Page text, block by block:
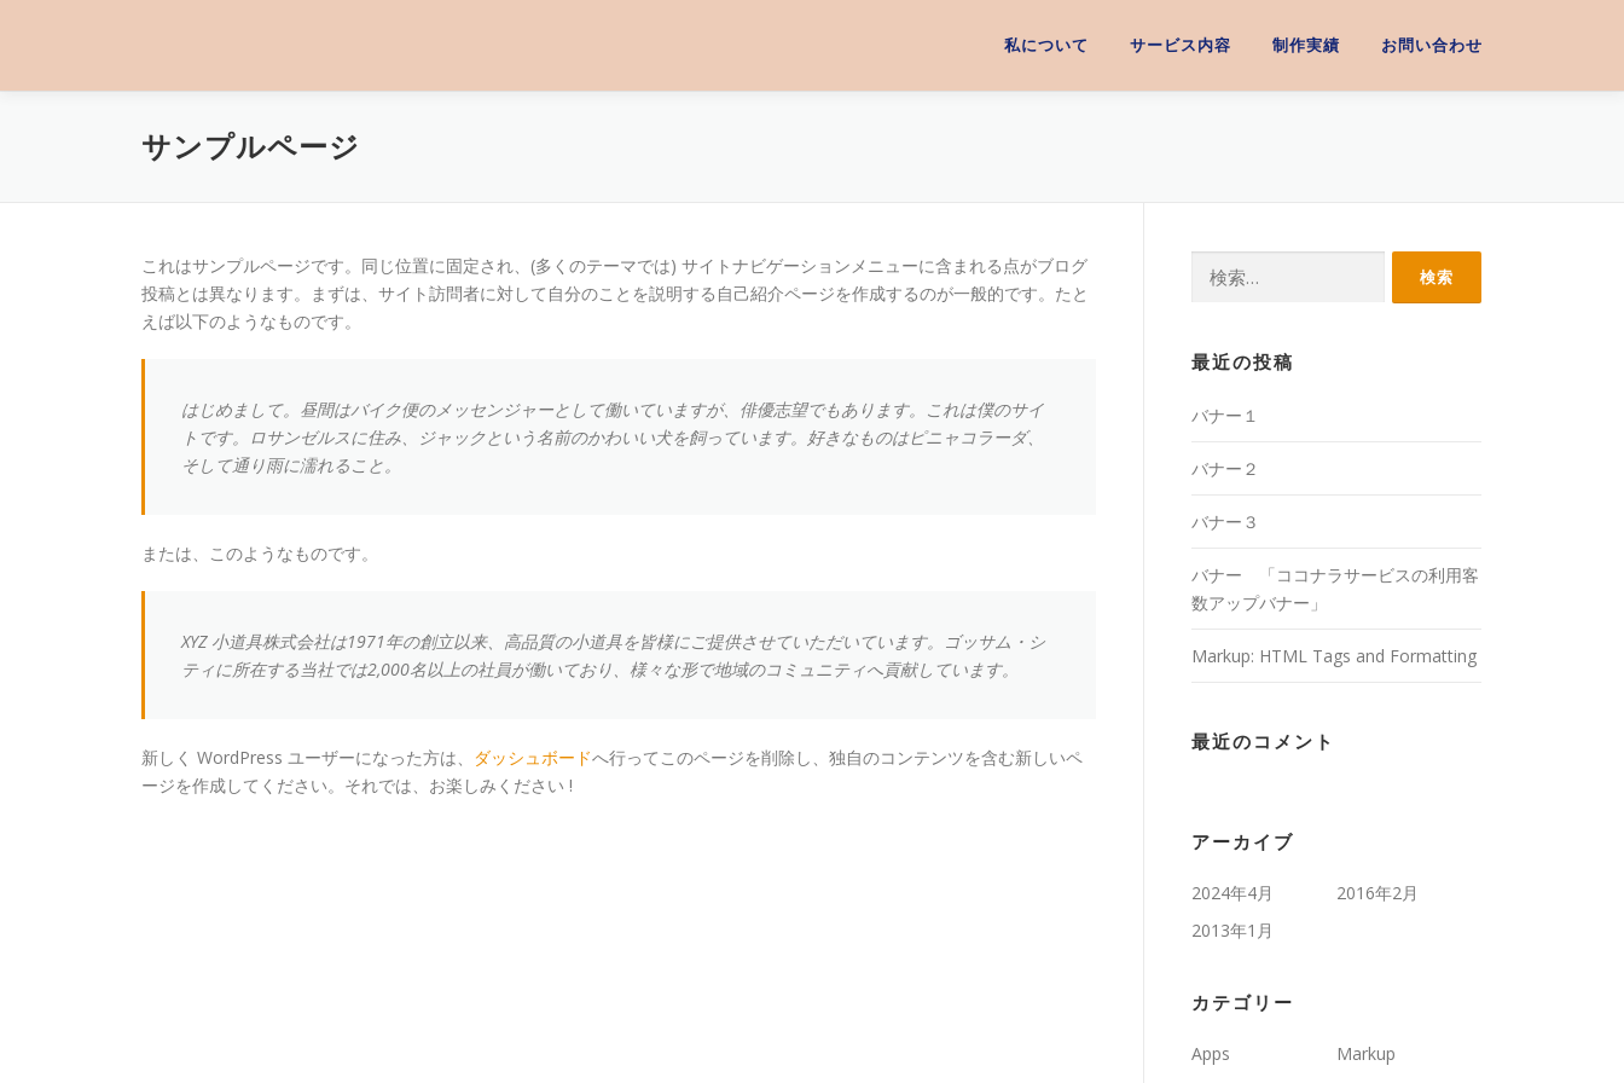
ン
私について サービス内容 制作実績 お問い合わせ
サンプルページ
これはサンプルページです。同じ位置に固定され、(多くのテーマでは) サイトナビゲーションメニューに含まれる点がブログ
投稿とは異なります。まずは、サイト訪問者に対して自分のことを説明する自己紹介ページを作成するのが一般的です。たと
えば以下のようなものです。
はじめまして。昼間はバイク便のメッセンジャーとして働いていますが、俳優志望でもあります。これは僕のサイ
トです。ロサンゼルスに住み、ジャックという名前のかわいい犬を飼っています。好きなものはピニャコラーダ、
そして通り雨に濡れること。
または、このようなものです。
XYZ 小道具株式会社は1971年の創立以来、高品質の小道具を皆様にご提供させていただいています。ゴッサム・シ
ティに所在する当社では2,000名以上の社員が働いており、様々な形で地域のコミュニティへ貢献しています。
新しく WordPress ユーザーになった方は、 ダッシュボードへ行ってこのページを削除し、独自のコンテンツを含む新しいペ
ージを作成してください。それでは、お楽しみください !
最近の投稿
バナー１
バナー２
バナー３
バナー 「ココナラサービスの利用客
数アップバナー」
Markup: HTML Tags and Formatting
最近のコメント
アーカイブ
2024年4月
2016年2月
2013年1月
カテゴリー
Apps
Markup